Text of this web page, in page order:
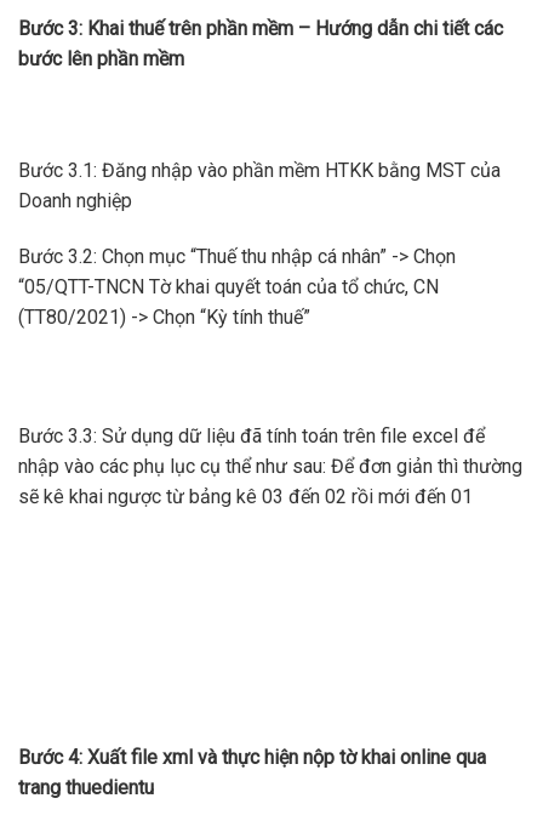
Bước 3: Khai thuế trên phần mềm – Hướng dẫn chi tiết các
bước lên phần mềm
Bước 3.1: Đăng nhập vào phần mềm HTKK bằng MST của
Doanh nghiệp
Bước 3.2: Chọn mục “Thuế thu nhập cá nhân” -> Chọn
“05/QTT-TNCN Tờ khai quyết toán của tổ chức, CN
(TT80/2021) -> Chọn “Kỳ tính thuế”
Bước 3.3: Sử dụng dữ liệu đã tính toán trên file excel để
nhập vào các phụ lục cụ thể như sau: Để đơn giản thì thường
sẽ kê khai ngược từ bảng kê 03 đến 02 rồi mới đến 01
Bước 4: Xuất file xml và thực hiện nộp tờ khai online qua
trang thuedientu